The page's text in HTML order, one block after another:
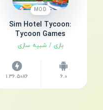
MOD
Sim Hotel Tycoon:
Tycoon Games
بازی / شبیه سازی
6.0
1.36.5086